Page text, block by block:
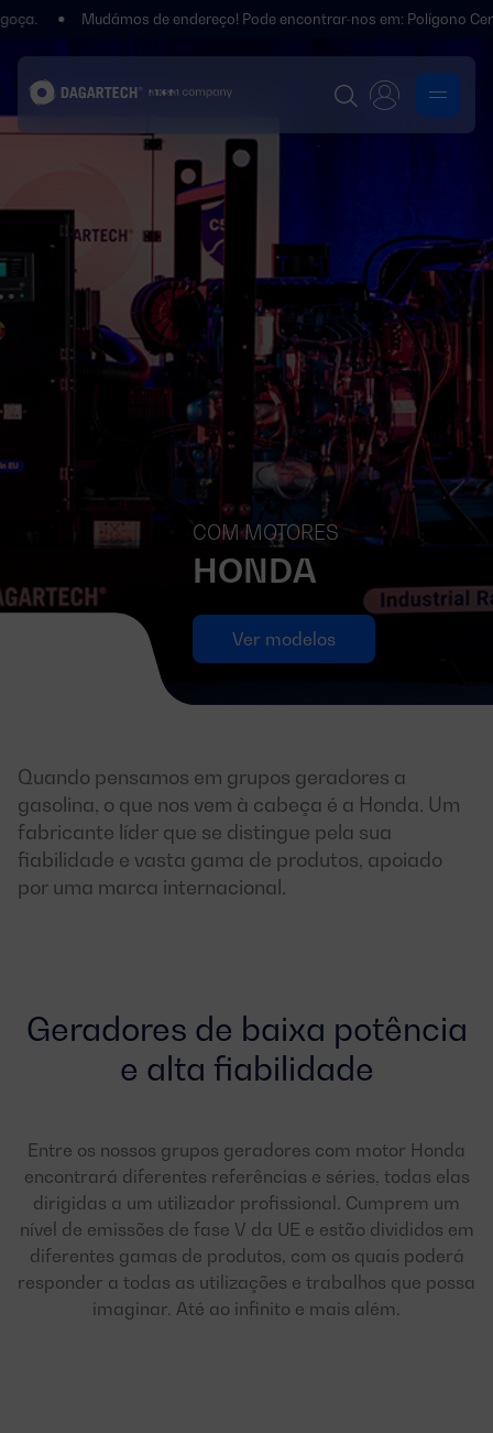
Mudámos de endereço! Pode encontrar-nos em: Polígono Centrovía,
COM MOTORES
HONDA
Ver modelos
Quando pensamos em grupos geradores a
gasolina, o que nos vem à cabeça é a Honda. Um
fabricante líder que se distingue pela sua
fiabilidade e vasta gama de produtos, apoiado
por uma marca internacional.
Geradores de baixa potência
e alta fiabilidade
Entre os nossos grupos geradores com motor Honda
encontrará diferentes referências e séries, todas elas
dirigidas a um utilizador profissional. Cumprem um
nível de emissões de fase V da UE e estão divididos em
diferentes gamas de produtos, com os quais poderá
responder a todas as utilizações e trabalhos que possa
imaginar. Até ao infinito e mais além.